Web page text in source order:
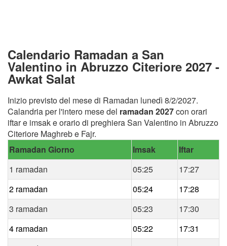
Calendario Ramadan a San
Valentino in Abruzzo Citeriore 2027 -
Awkat Salat
Inizio previsto del mese di Ramadan lunedì 8/2/2027.
Calandria per l'intero mese del ramadan 2027con orari
iftar e imsak e orario di preghiera San Valentino in Abruzzo
Citeriore Maghreb e Fajr.
Ramadan Giorno
Imsak
Iftar
1 ramadan
05:25
17:27
2 ramadan
05:24
17:28
3 ramadan
05:23
17:30
4 ramadan
05:22
17:31